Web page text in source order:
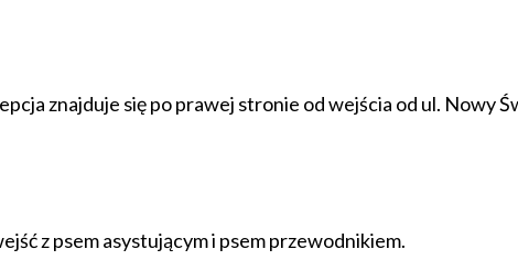
znajduje się po prawej stronie od wejścia od ul. Nowy
z psem asystującym i psem przewodnikiem.